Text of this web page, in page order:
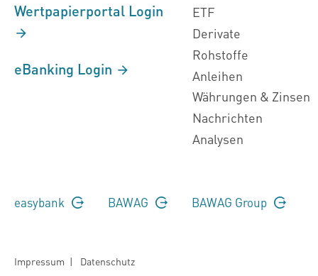
Wertpapierportal Login
eBanking Login
ETF
Derivate
Rohstoffe
Anleihen
Währungen & Zinsen
Nachrichten
Analysen
easybank BAWAG BAWAG Group
Impressum | Datenschutz